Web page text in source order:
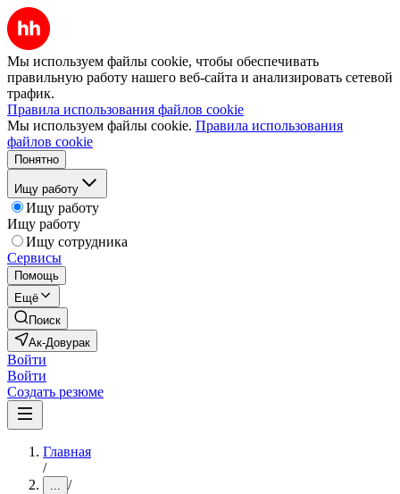
Мы используем файлы cookie, чтобы обеспечивать
правильную работу нашего веб-сайта и анализировать сетевой
трафик.
Правила использования файлов cookie
Мы используем файлы cookie. Правила использования
файлов cookie
Понятно
Ищу работу
Ищу работу
Ищу работу
Ищу сотрудника
Сервисы
Помощь
Ещё
Поиск
Ак-Довурак
Войти
Войти
Создать резюме
Главная
/
... /